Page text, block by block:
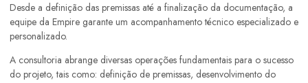
Desde a definição das premissas até a finalização da documentação, a
equipe da Empire garante um acompanhamento técnico especializado e
personalizado.
A consultoria abrange diversas operações fundamentais para o sucesso
do projeto, tais como: definição de premissas, desenvolvimento do